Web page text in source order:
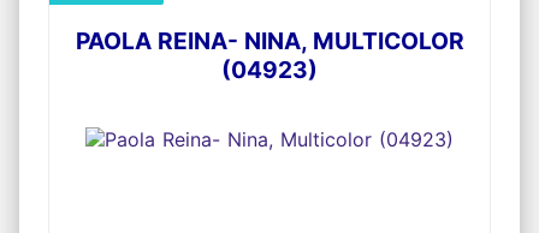
PAOLA REINA- NINA, MULTICOLOR
(04923)